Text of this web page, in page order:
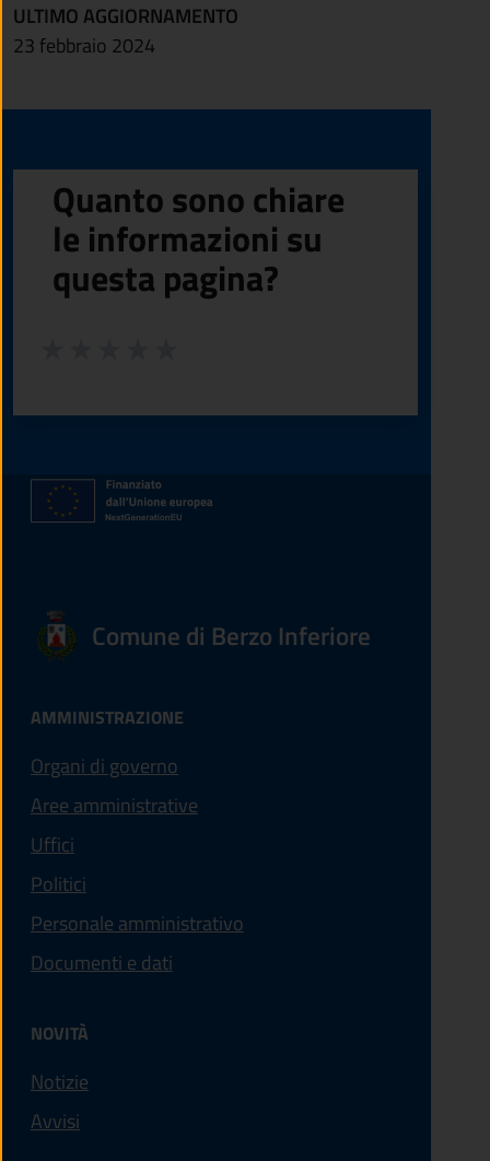
ULTIMO AGGIORNAMENTO
23 febbraio 2024
Quanto sono chiare
le informazioni su
questa pagina?
Comune di Berzo Inferiore
AMMINISTRAZIONE
Organi di governo
Aree amministrative
Uffici
Politici
Personale amministrativo
Documenti e dati
NOVITÀ
Notizie
Avvisi